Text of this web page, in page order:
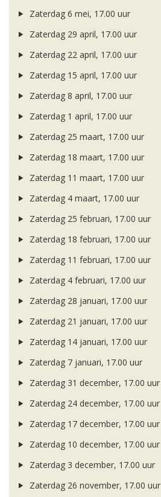
Zaterdag 6 mei, 17.00 uur
Zaterdag 29 april, 17.00 uur
Zaterdag 22 april, 17.00 uur
Zaterdag 15 april, 17.00 uur
Zaterdag 8 april, 17.00 uur
Zaterdag 1 april, 17.00 uur
Zaterdag 25 maart, 17.00 uur
Zaterdag 18 maart, 17.00 uur
Zaterdag 11 maart, 17.00 uur
Zaterdag 4 maart, 17.00 uur
Zaterdag 25 februari, 17.00 uur
Zaterdag 18 februari, 17.00 uur
Zaterdag 11 februari, 17.00 uur
Zaterdag 4 februari, 17.00 uur
Zaterdag 28 januari, 17.00 uur
Zaterdag 21 januari, 17.00 uur
Zaterdag 14 januari, 17.00 uur
Zaterdag 7 januari, 17.00 uur
Zaterdag 31 december, 17.00 uur
Zaterdag 24 december, 17.00 uur
Zaterdag 17 december, 17.00 uur
Zaterdag 10 december, 17.00 uur
Zaterdag 3 december, 17.00 uur
Zaterdag 26 november, 17.00 uur